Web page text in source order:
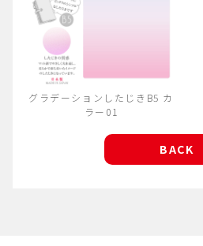
グラデーションしたじきB5 カ
ラー01
BACK